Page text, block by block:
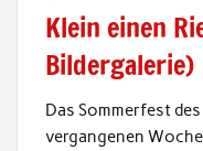
Klein einen
Bildergalerie)
Das Sommerfest
vergangenen